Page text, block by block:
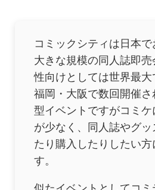
コミックシティは日本
大きな規模の同人誌即
性向けとしては世界最大
福岡・大阪で数回開催
型イベントですがコミ
が少なく、同人誌やグ
たり購入したりしたい
す。